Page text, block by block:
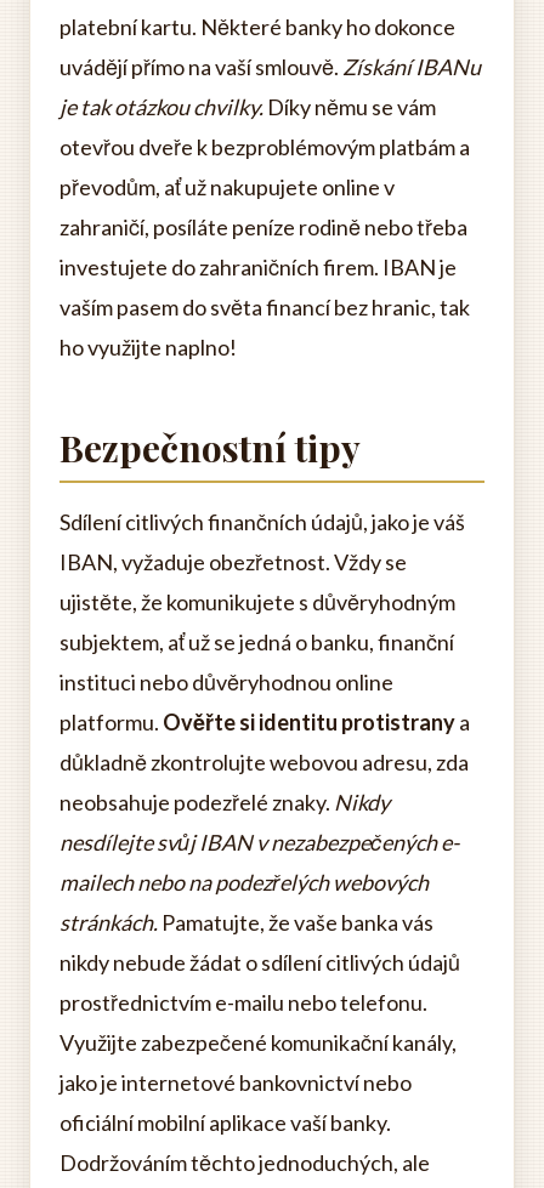
platební kartu. Některé banky ho dokonce
uvádějí přímo na vaší smlouvě. Získání IBANu
je tak otázkou chvilky. Díky němu se vám
otevřou dveře k bezproblémovým platbám a
převodům, ať už nakupujete online v
zahraničí, posíláte peníze rodině nebo třeba
investujete do zahraničních firem. IBAN je
vaším pasem do světa financí bez hranic, tak
ho využijte naplno!
Bezpečnostní tipy
Sdílení citlivých finančních údajů, jako je váš
IBAN, vyžaduje obezřetnost. Vždy se
ujistěte, že komunikujete s důvěryhodným
subjektem, ať už se jedná o banku, finanční
instituci nebo důvěryhodnou online
platformu. Ověřte si identitu protistranya
důkladně zkontrolujte webovou adresu, zda
neobsahuje podezřelé znaky. Nikdy
nesdílejte svůj IBAN v nezabezpečených e-
mailech nebo na podezřelých webových
stránkách. Pamatujte, že vaše banka vás
nikdy nebude žádat o sdílení citlivých údajů
prostřednictvím e-mailu nebo telefonu.
Využijte zabezpečené komunikační kanály,
jako je internetové bankovnictví nebo
oficiální mobilní aplikace vaší banky.
Dodržováním těchto jednoduchých, ale